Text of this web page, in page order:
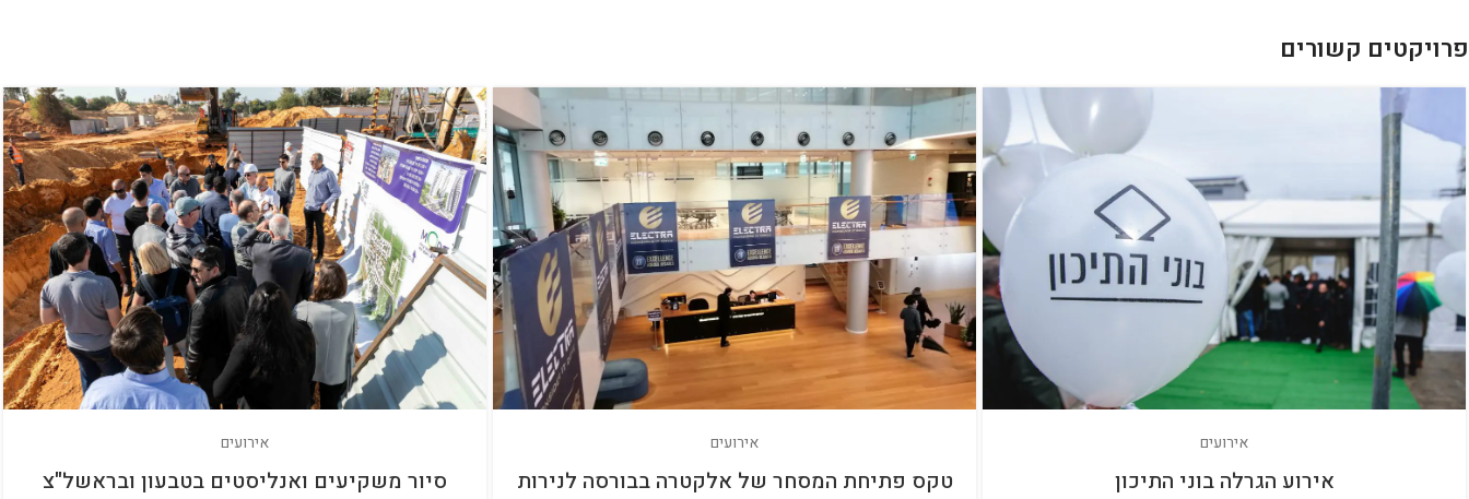
פרויקטים קשורים
אירועים
אירוע הגרלה בוני התיכון
אירועים
טקס פתיחת המסחר של אלקטרה בבורסה לנירות
אירועים
סיור משקיעים ואנליסטים בטבעון ובראשל"צ